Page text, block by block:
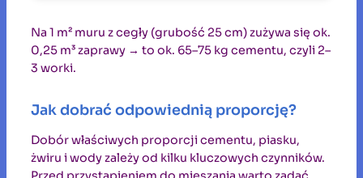
Na 1 m² muru z cegły (grubość 25 cm) zużywa się ok.
0,25 m³ zaprawy → to ok. 65–75 kg cementu, czyli 2–
3 worki.
Jak dobrać odpowiednią proporcję?
Dobór właściwych proporcji cementu, piasku,
żwiru i wody zależy od kilku kluczowych czynników.